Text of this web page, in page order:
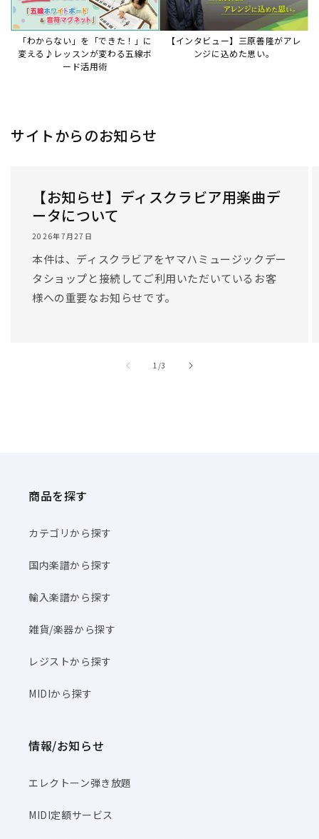
本件は、ディスクラビアをヤマハミュージックデー
タショップと接続してご利用いただいているお客
様への重要なお知らせです。
商品を探す
カテゴリから探す
国内楽譜から探す
輸入楽譜から探す
雑貨/楽器から探す
レジストから探す
MIDIから探す
情報/お知らせ
エレクトーン弾き放題
MIDI定額サービス